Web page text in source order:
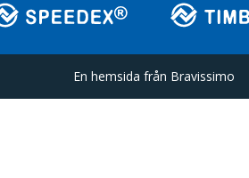
En hemsida från Bravissimo